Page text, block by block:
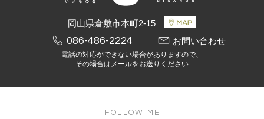
岡山県倉敷市本町2-15
086-486-2224 お問い合わせ
電話の対応ができない場合がありますので、
その場合はメールをお送りください
FOLLOW ME